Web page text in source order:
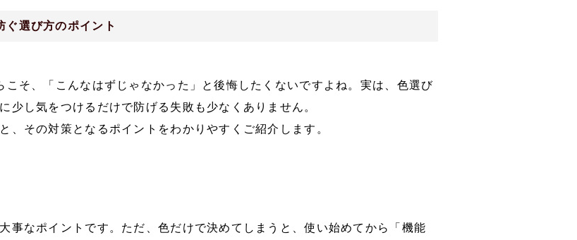
ぐ選び方のポイント
そ、「こんなはずじゃなかった」と後悔したくないですよね。実は、色選び
少し気をつけるだけで防げる失敗も少なくありません。
、その対策となるポイントをわかりやすくご紹介します。
事なポイントです。ただ、色だけで決めてしまうと、使い始めてから「機能